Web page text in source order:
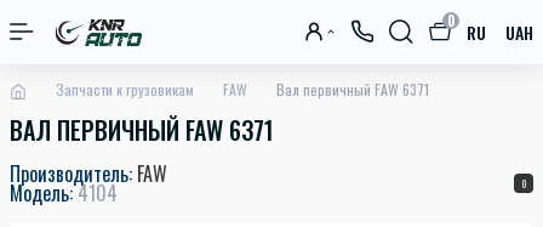
0 RU UAH
Запчасти к грузовикам FAW Вал первичный FAW 6371
ВАЛ ПЕРВИЧНЫЙ FAW 6371
Производитель: FAW
Модель:4104 0